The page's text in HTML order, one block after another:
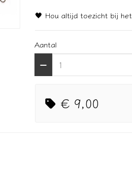
🖤 Hou altijd toezicht bij
Aantal
€ 9,00